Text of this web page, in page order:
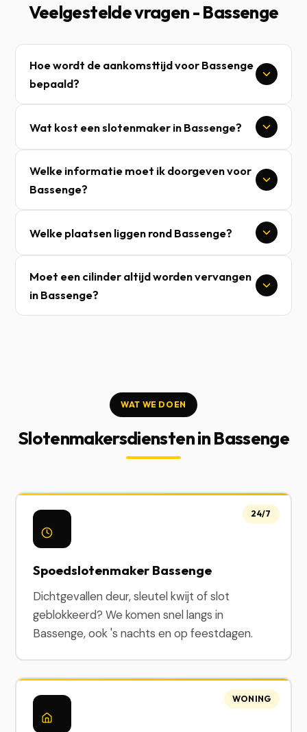
Veelgestelde vragen - Bassenge
Hoe wordt de aankomsttijd voor Bassenge
bepaald?
Wat kost een slotenmaker in Bassenge?
Welke informatie moet ik doorgeven voor
Bassenge?
Welke plaatsen liggen rond Bassenge?
Moet een cilinder altijd worden vervangen
in Bassenge?
WAT WE DOEN
Slotenmakersdiensten in Bassenge
Spoedslotenmaker Bassenge
Dichtgevallen deur, sleutel kwijt of slot
geblokkeerd? We komen snel langs in
Bassenge, ook 's nachts en op feestdagen.
24/7
WONING